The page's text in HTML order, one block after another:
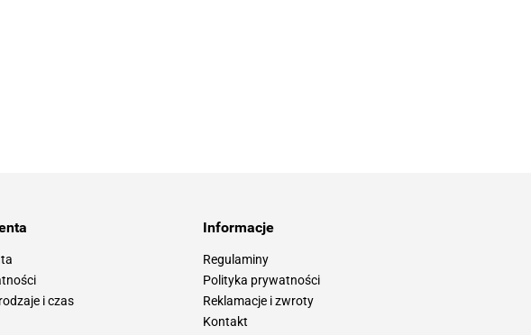
i czas
Informacje
Regulaminy
Polityka prywatności
Reklamacje i zwroty
Kontakt